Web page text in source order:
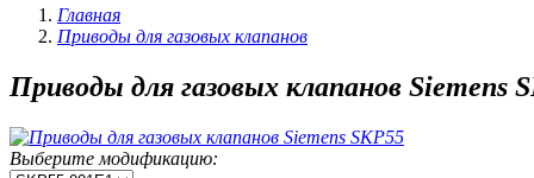
Главная
Приводы для газовых клапанов
Приводы для газовых клапанов Siemens
Выберите модификацию: